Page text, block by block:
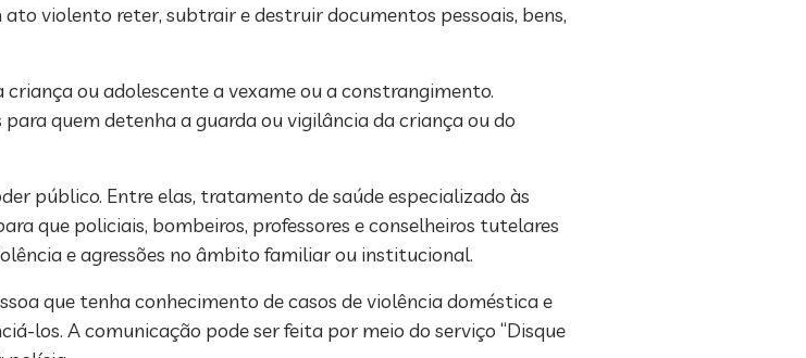
violento reter, subtrair e destruir documentos pessoais, bens,
ou adolescente a vexame ou a constrangimento.
quem detenha a guarda ou vigilância da criança ou do
público. Entre elas, tratamento de saúde especializado às
que policiais, bombeiros, professores e conselheiros tutelares
e agressões no âmbito familiar ou institucional.
que tenha conhecimento de casos de violência doméstica e
los. A comunicação pode ser feita por meio do serviço “Disque